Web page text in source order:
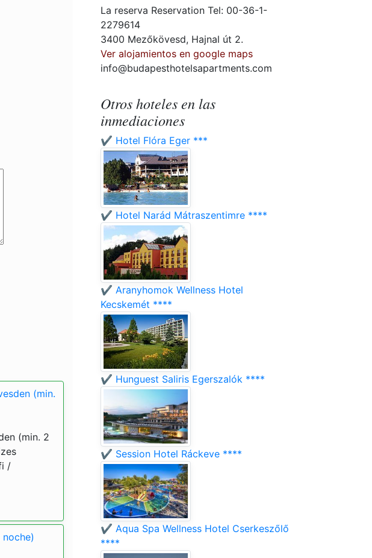
(min.
(min. 2
/
La reserva Reservation Tel: 00-36-1-
2279614
3400 Mezőkövesd, Hajnal út 2.
Ver alojamientos en google maps
info@budapesthotelsapartments.com
Otros hoteles en las
inmediaciones
✔️ Hotel Flóra Eger ***
✔️ Hotel Narád Mátraszentimre ****
✔️ Aranyhomok Wellness Hotel
Kecskemét ****
✔️ Hunguest Saliris Egerszalók ****
✔️ Session Hotel Ráckeve ****
✔️ Aqua Spa Wellness Hotel Cserkeszőlő
****